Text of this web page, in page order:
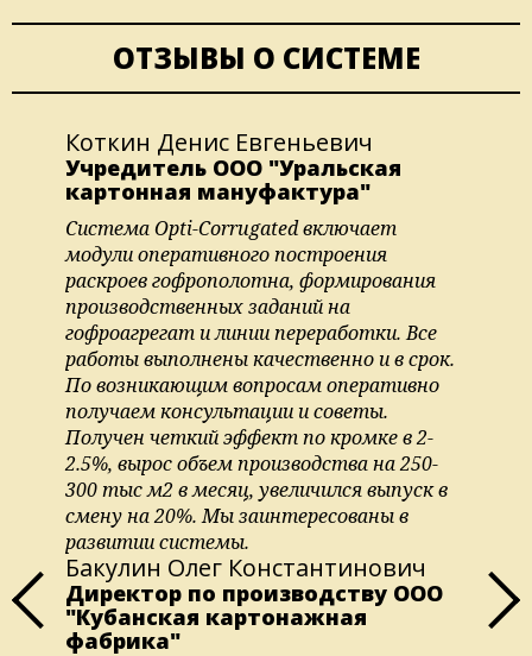
ОТЗЫВЫ О СИСТЕМЕ
Коткин Денис Евгеньевич
Учредитель ООО "Уральская
картонная мануфактура"
Система Opti-Corrugated включает
модули оперативного построения
раскроев гофрополотна, формирования
производственных заданий на
гофроагрегат и линии переработки. Все
работы выполнены качественно и в срок.
По возникающим вопросам оперативно
получаем консультации и советы.
Получен четкий эффект по кромке в 2-
2.5%, вырос объем производства на 250-
300 тыс м2 в месяц, увеличился выпуск в
смену на 20%. Мы заинтересованы в
развитии системы.
Бакулин Олег Константинович
Директор по производству ООО
"Кубанская картонажная
фабрика"